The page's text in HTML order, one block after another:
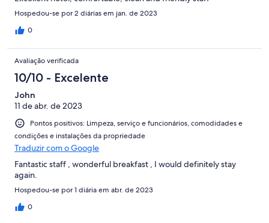
Hospedou-se por 2 diárias em jan. de 2023
0
Avaliação verificada
10/10 - Excelente
John
11 de abr. de 2023
Pontos positivos: Limpeza, serviço e funcionários, comodidades e
condições e instalações da propriedade
Traduzir com o Google
Fantastic staff , wonderful breakfast , I would definitely stay
again.
Hospedou-se por 1 diária em abr. de 2023
0